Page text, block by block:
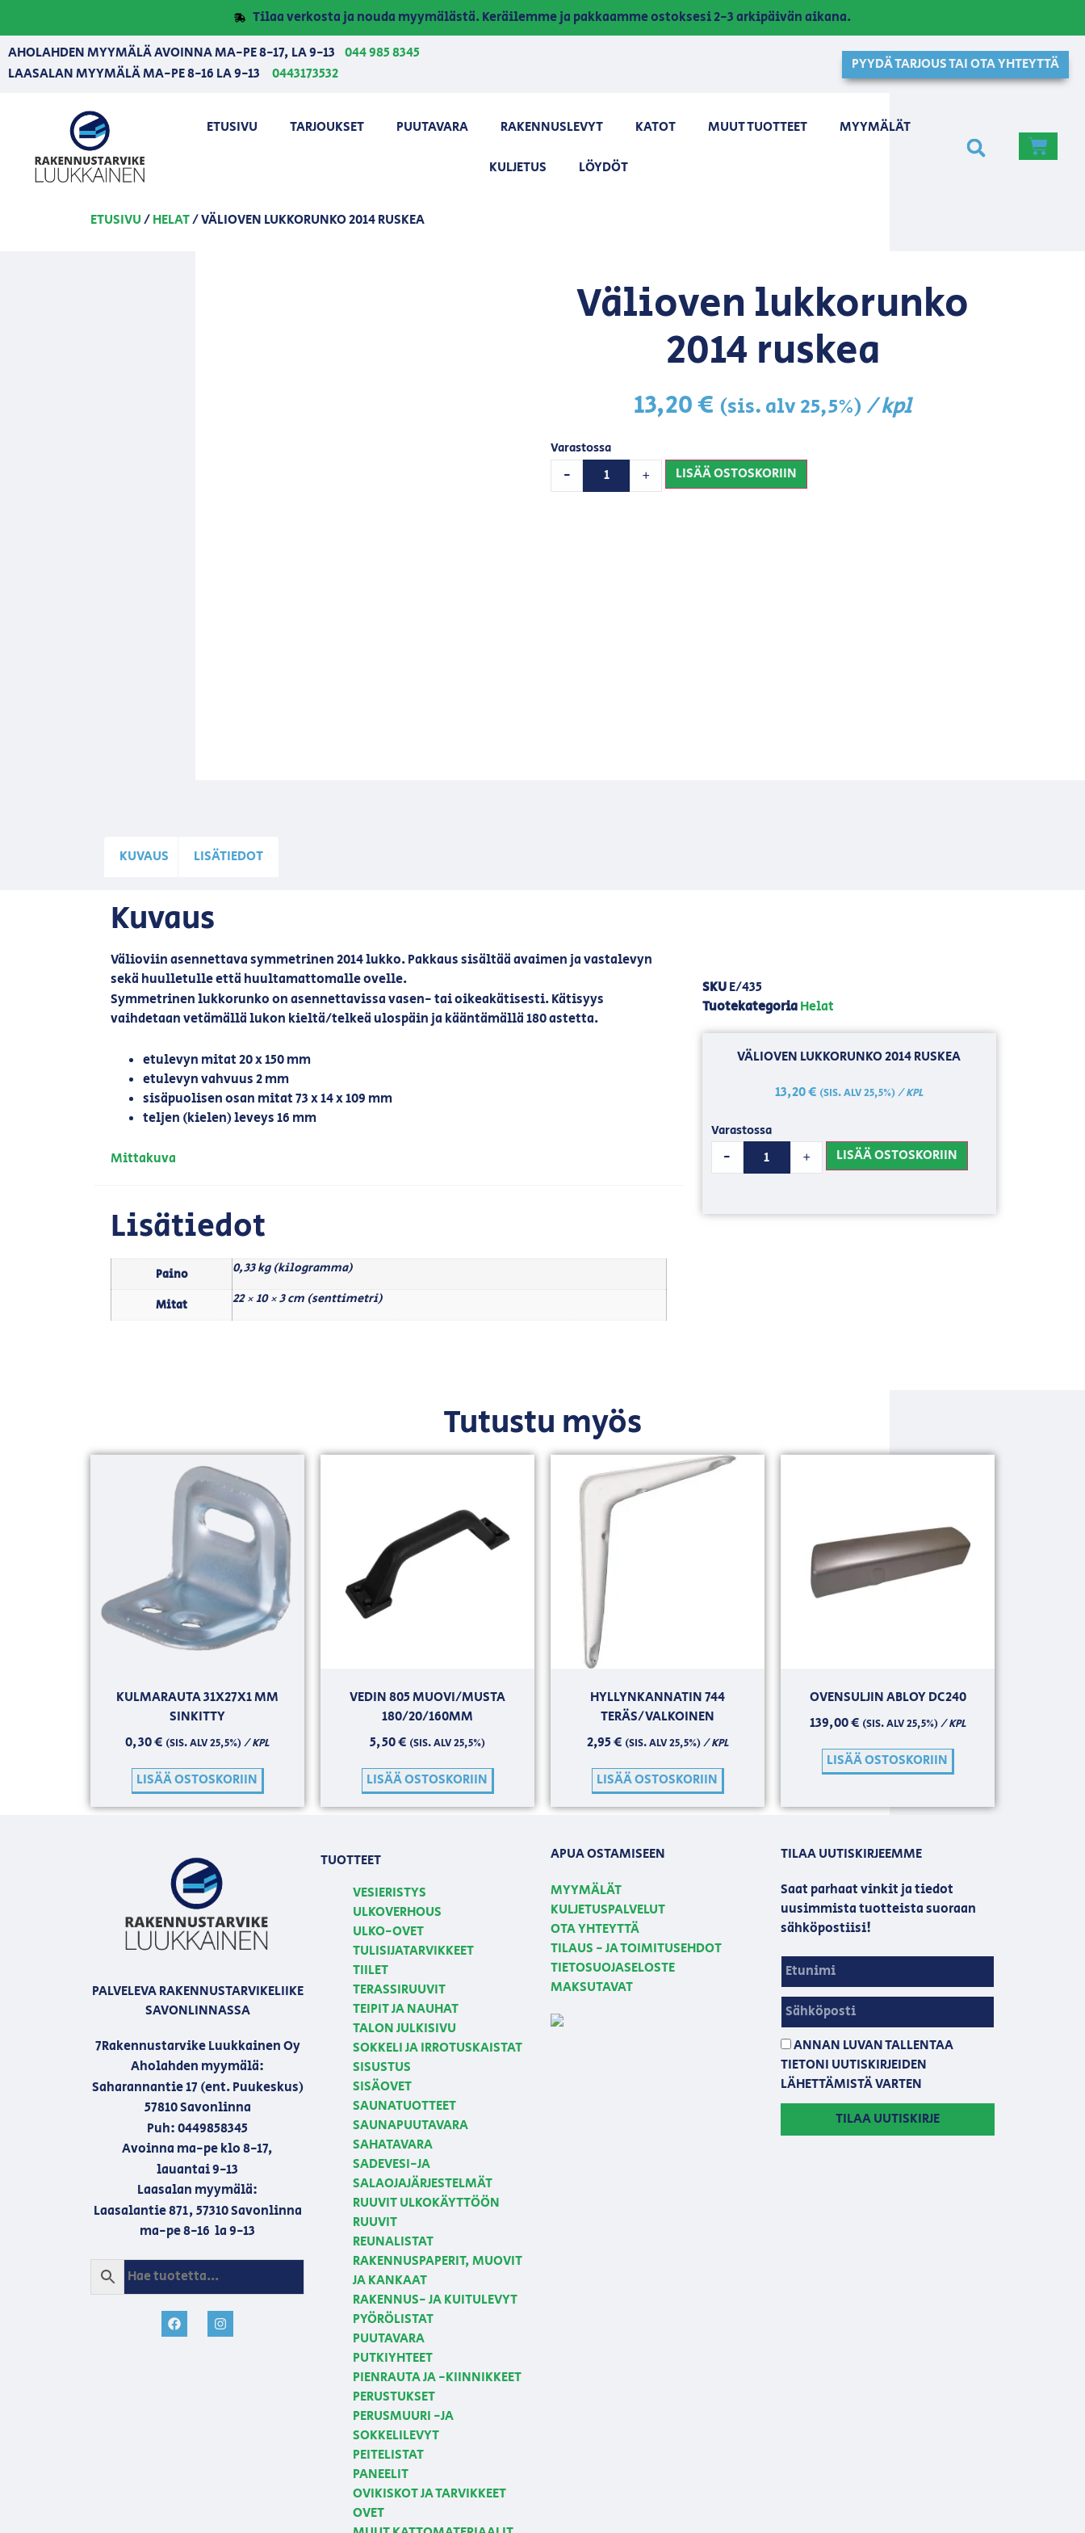
Tilaa verkosta ja nouda myymälästä. Keräilemme ja pakkaamme ostoksesi 2-3 arkipäivän aikana.
AHOLAHDEN MYYMÄLÄ AVOINNA MA-PE 8-17, LA 9-13 044 985 8345
LAASALAN MYYMÄLÄ MA-PE 8-16 LA 9-13
0443173532
PYYDÄ TARJOUS TAI OTA YHTEYTTÄ
ETUSIVU TARJOUKSET PUUTAVARA RAKENNUSLEVYT KATOT MUUT TUOTTEET MYYMÄLÄT
KULJETUS LÖYDÖT
ETUSIVU/HELAT/ VÄLIOVEN LUKKORUNKO 2014 RUSKEA
Välioven lukkorunko
2014 ruskea
13,20€ (sis. alv 25,5%)/ kpl
Varastossa
- + LISÄÄ OSTOSKORIIN
KUVAUS LISÄTIEDOT
Kuvaus
Välioviin asennettava symmetrinen 2014 lukko. Pakkaus sisältää avaimen ja vastalevyn
sekä huulletulle että huultamattomalle ovelle.
Symmetrinen lukkorunko on asennettavissa vasen- tai oikeakätisesti. Kätisyys
vaihdetaan vetämällä lukon kieltä/telkeä ulospäin ja kääntämällä 180 astetta.
etulevyn mitat 20 x 150 mm
etulevyn vahvuus 2 mm
sisäpuolisen osan mitat 73 x 14 x 109 mm
teljen (kielen) leveys 16 mm
Mittakuva
Lisätiedot
Paino 0,33 kg (kilogramma)
Mitat 22 × 10 × 3 cm (senttimetri)
SKUE/435
TuotekategoriaHelat
VÄLIOVEN LUKKORUNKO 2014 RUSKEA
13,20€ (SIS. ALV 25,5%)/ KPL
Varastossa
- + LISÄÄ OSTOSKORIIN
Tutustu myös
KULMARAUTA 31X27X1 MM
SINKITTY
0,30€ (SIS. ALV 25,5%)/ KPL
LISÄÄ OSTOSKORIIN
VEDIN 805 MUOVI/MUSTA
180/20/160MM
5,50€ (SIS. ALV 25,5%)
LISÄÄ OSTOSKORIIN
HYLLYNKANNATIN 744
TERÄS/VALKOINEN
2,95€ (SIS. ALV 25,5%)/ KPL
LISÄÄ OSTOSKORIIN
OVENSULJIN ABLOY DC240
139,00€ (SIS. ALV 25,5%)/ KPL
LISÄÄ OSTOSKORIIN
PALVELEVA RAKENNUSTARVIKELIIKE
SAVONLINNASSA
7Rakennustarvike Luukkainen Oy
Aholahden myymälä:
Saharannantie 17 (ent. Puukeskus)
57810 Savonlinna
Puh: 0449858345
Avoinna ma-pe klo 8-17,
lauantai 9-13
Laasalan myymälä:
Laasalantie 871, 57310 Savonlinna
ma-pe 8-16 la 9-13
TUOTTEET
VESIERISTYS
ULKOVERHOUS
ULKO-OVET
TULISIJATARVIKKEET
TIILET
TERASSIRUUVIT
TEIPIT JA NAUHAT
TALON JULKISIVU
SOKKELI JA IRROTUSKAISTAT
SISUSTUS
SISÄOVET
SAUNATUOTTEET
SAUNAPUUTAVARA
SAHATAVARA
SADEVESI-JA
SALAOJAJÄRJESTELMÄT
RUUVIT ULKOKÄYTTÖÖN
RUUVIT
REUNALISTAT
RAKENNUSPAPERIT, MUOVIT
JA KANKAAT
RAKENNUS- JA KUITULEVYT
PYÖRÖLISTAT
PUUTAVARA
PUTKIYHTEET
PIENRAUTA JA -KIINNIKKEET
PERUSTUKSET
PERUSMUURI -JA
SOKKELILEVYT
PEITELISTAT
PANEELIT
OVIKISKOT JA TARVIKKEET
OVET
APUA OSTAMISEEN
MYYMÄLÄT
KULJETUSPALVELUT
OTA YHTEYTTÄ
TILAUS - JA TOIMITUSEHDOT
TIETOSUOJASELOSTE
MAKSUTAVAT
TILAA UUTISKIRJEEMME
Saat parhaat vinkit ja tiedot
uusimmista tuotteista suoraan
sähköpostiisi!
ANNAN LUVAN TALLENTAA
TIETONI UUTISKIRJEIDEN
LÄHETTÄMISTÄ VARTEN
TILAA UUTISKIRJE